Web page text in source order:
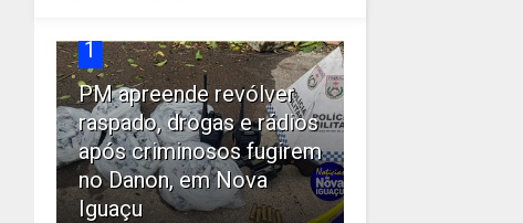
1
PM apreende revólver
raspado, drogas e rádios
após criminosos fugirem
no Danon, em Nova
Iguaçu